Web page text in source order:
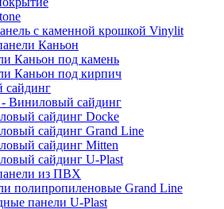
с каменной крошкой Vinylit
Каньон
Каньон под камень
Каньон под кирпич
Виниловый сайдинг
сайдинг Docke
сайдинг Grand Line
сайдинг Mitten
сайдинг U-Plast
из ПВХ
полипропиленовые Grand Line
панели U-Plast